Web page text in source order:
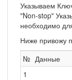
Указываем
"Non-stop"
необходимо
Ниже привожу
№ Данные
1